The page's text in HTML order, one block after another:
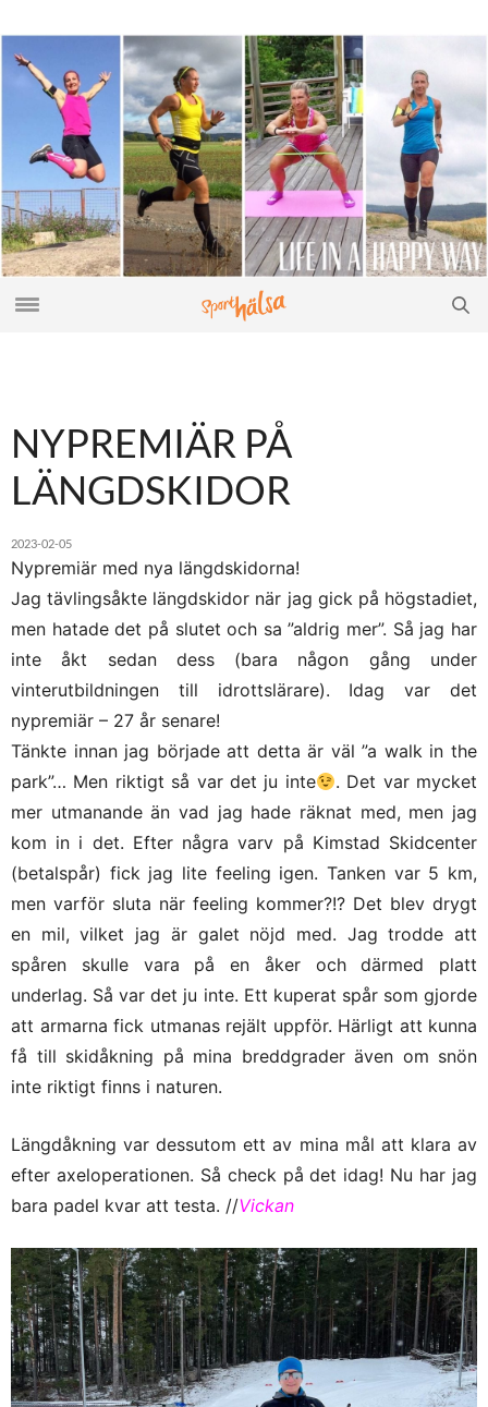
NYPREMIÄR PÅ
LÄNGDSKIDOR
2023-02-05
Nypremiär med nya längdskidorna!
Jag tävlingsåkte längdskidor när jag gick på högstadiet,
men hatade det på slutet och sa ”aldrig mer”. Så jag har
inte åkt sedan dess (bara någon gång under
vinterutbildningen till idrottslärare). Idag var det
nypremiär – 27 år senare!
Tänkte innan jag började att detta är väl ”a walk in the
park”… Men riktigt så var det ju inte
. Det var mycket
mer utmanande än vad jag hade räknat med, men jag
kom in i det. Efter några varv på Kimstad Skidcenter
(betalspår) fick jag lite feeling igen. Tanken var 5 km,
men varför sluta när feeling kommer?!? Det blev drygt
en mil, vilket jag är galet nöjd med. Jag trodde att
spåren skulle vara på en åker och därmed platt
underlag. Så var det ju inte. Ett kuperat spår som gjorde
att armarna fick utmanas rejält uppför. Härligt att kunna
få till skidåkning på mina breddgrader även om snön
inte riktigt finns i naturen.
Längdåkning var dessutom ett av mina mål att klara av
efter axeloperationen. Så check på det idag! Nu har jag
bara padel kvar att testa. //Vickan